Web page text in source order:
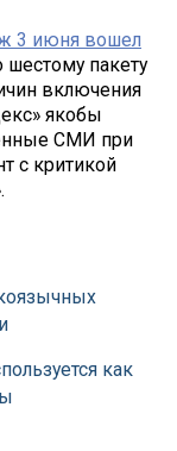
3 июня вошел
шестому пакету
включения
якобы
СМИ при
с критикой
как